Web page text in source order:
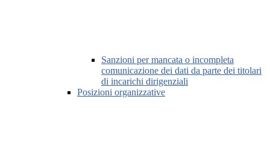
Sanzioni per mancata o incompleta
comunicazione dei dati da parte dei titolari
di incarichi dirigenziali
Posizioni organizzative